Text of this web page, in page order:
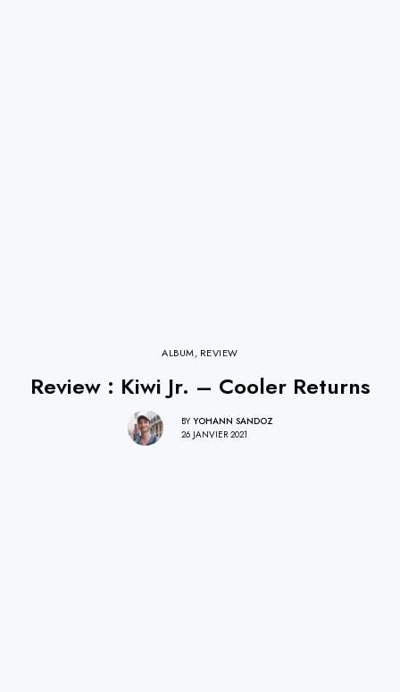
ALBUM, REVIEW
Review : Kiwi Jr. – Cooler Returns
BY YOHANN SANDOZ
26 JANVIER 2021